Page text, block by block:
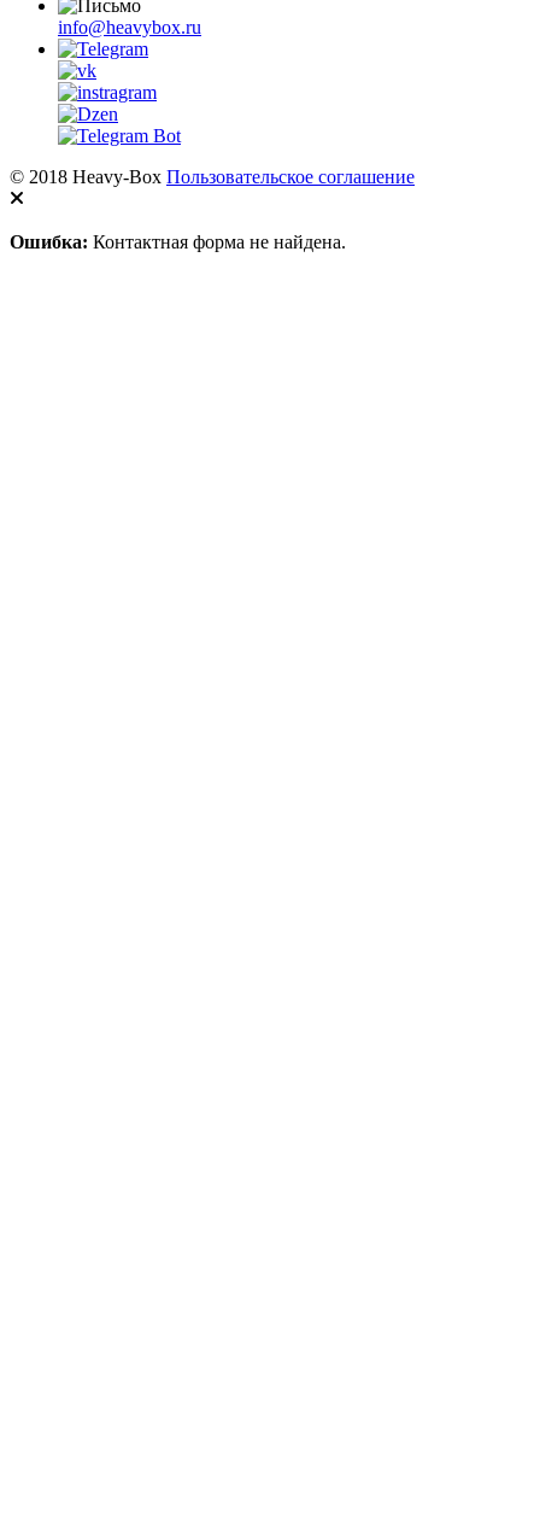
info@heavybox.ru
© 2018 Heavy-Box Пользовательское соглашение
Ошибка: Контактная форма не найдена.